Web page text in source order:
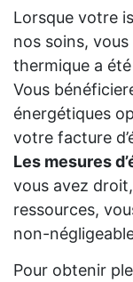
Lorsque votre
nos soins,
thermique a
Vous
énergétiques
votre facture
Les mesures
vous avez
ressources,
non-
Pour obtenir